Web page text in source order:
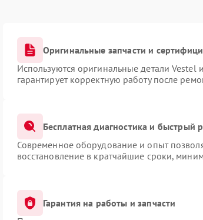
Оригинальные запчасти и
Используются оригинальные детали
гарантирует корректную работу после
Бесплатная диагностика и быстрый
Современное оборудование и опыт
восстановление в кратчайшие сроки,
Гарантия на работы и запчасти